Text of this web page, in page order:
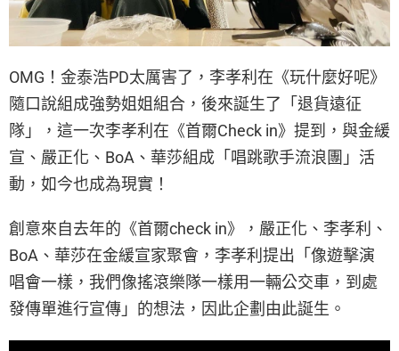
OMG！金泰浩PD太厲害了，李孝利在《玩什麼好呢》
隨口說組成強勢姐姐組合，後來誕生了「退貨遠征
隊」，這一次李孝利在《首爾Check in》提到，與金緩
宣、嚴正化、BoA、華莎組成「唱跳歌手流浪團」活
動，如今也成為現實！
創意來自去年的《首爾check in》，嚴正化 、李孝利、
BoA、華莎在金緩宣家聚會， 李孝利提出「像遊擊演
唱會一樣，我們像搖滾樂隊一樣用一輛公交車，到處
發傳單進行宣傳」的想法，因此企劃由此誕生。